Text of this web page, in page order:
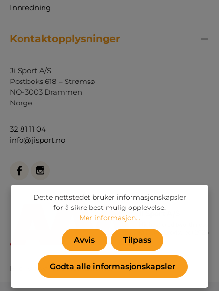
Innredning
Kontaktopplysninger
Ji Sport A/S
Postboks 618 – Strømsø
NO-3003 Drammen
Norge
32 81 11 04
info@jisport.no
Eller via vårtkontaktskjema.
Dette nettstedet bruker informasjonskapsler
for å sikre best mulig opplevelse.
Mer informasjon...
Avvis Tilpass
Godta alle informasjonskapsler